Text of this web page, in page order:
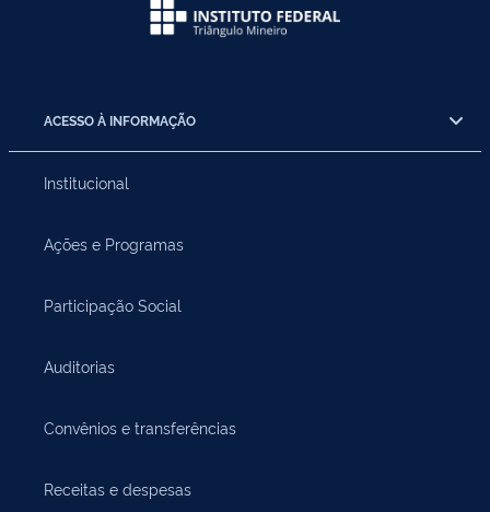
ACESSO À INFORMAÇÃO
Institucional
Ações e Programas
Participação Social
Auditorias
Convênios e transferências
Receitas e despesas